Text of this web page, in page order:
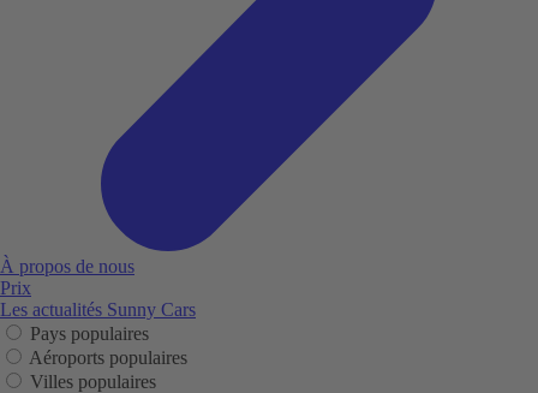
À propos de nous
Prix
Les actualités Sunny Cars
Pays populaires
Aéroports populaires
Villes populaires